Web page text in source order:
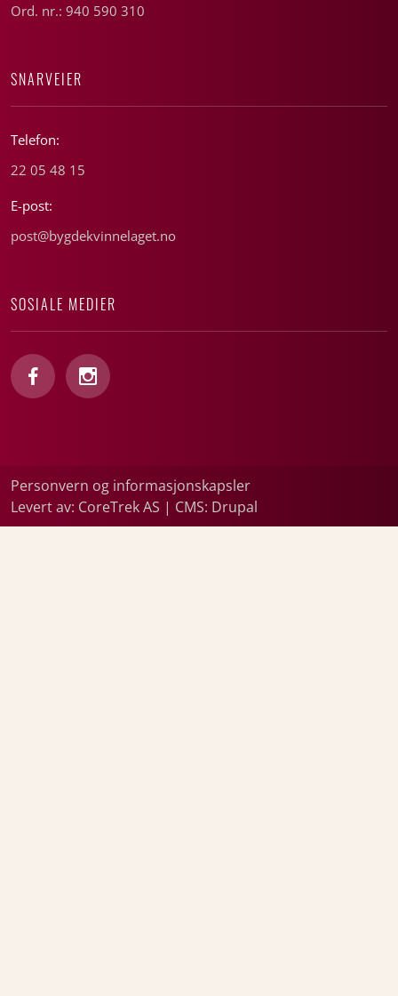
Ord. nr.: 940 590 310
SNARVEIER
Telefon:
22 05 48 15
E-post:
post@bygdekvinnelaget.no
SOSIALE MEDIER
Personvern og informasjonskapsler
Levert av: CoreTrek AS | CMS: Drupal